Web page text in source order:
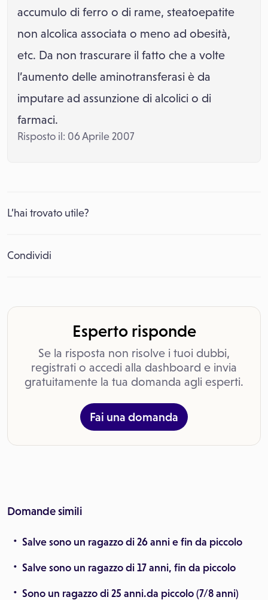
accumulo di ferro o di rame, steatoepatite
non alcolica associata o meno ad obesità,
etc. Da non trascurare il fatto che a volte
l’aumento delle aminotransferasi è da
imputare ad assunzione di alcolici o di
farmaci.
Risposto il: 06 Aprile 2007
L’hai trovato utile?
Condividi
Esperto risponde
Se la risposta non risolve i tuoi dubbi,
registrati o accedi alla dashboard e invia
gratuitamente la tua domanda agli esperti.
Fai una domanda
Domande simili
Salve sono un ragazzo di 26 anni e fin da piccolo
Salve sono un ragazzo di 17 anni, fin da piccolo
Sono un ragazzo di 25 anni.da piccolo (7/8 anni)